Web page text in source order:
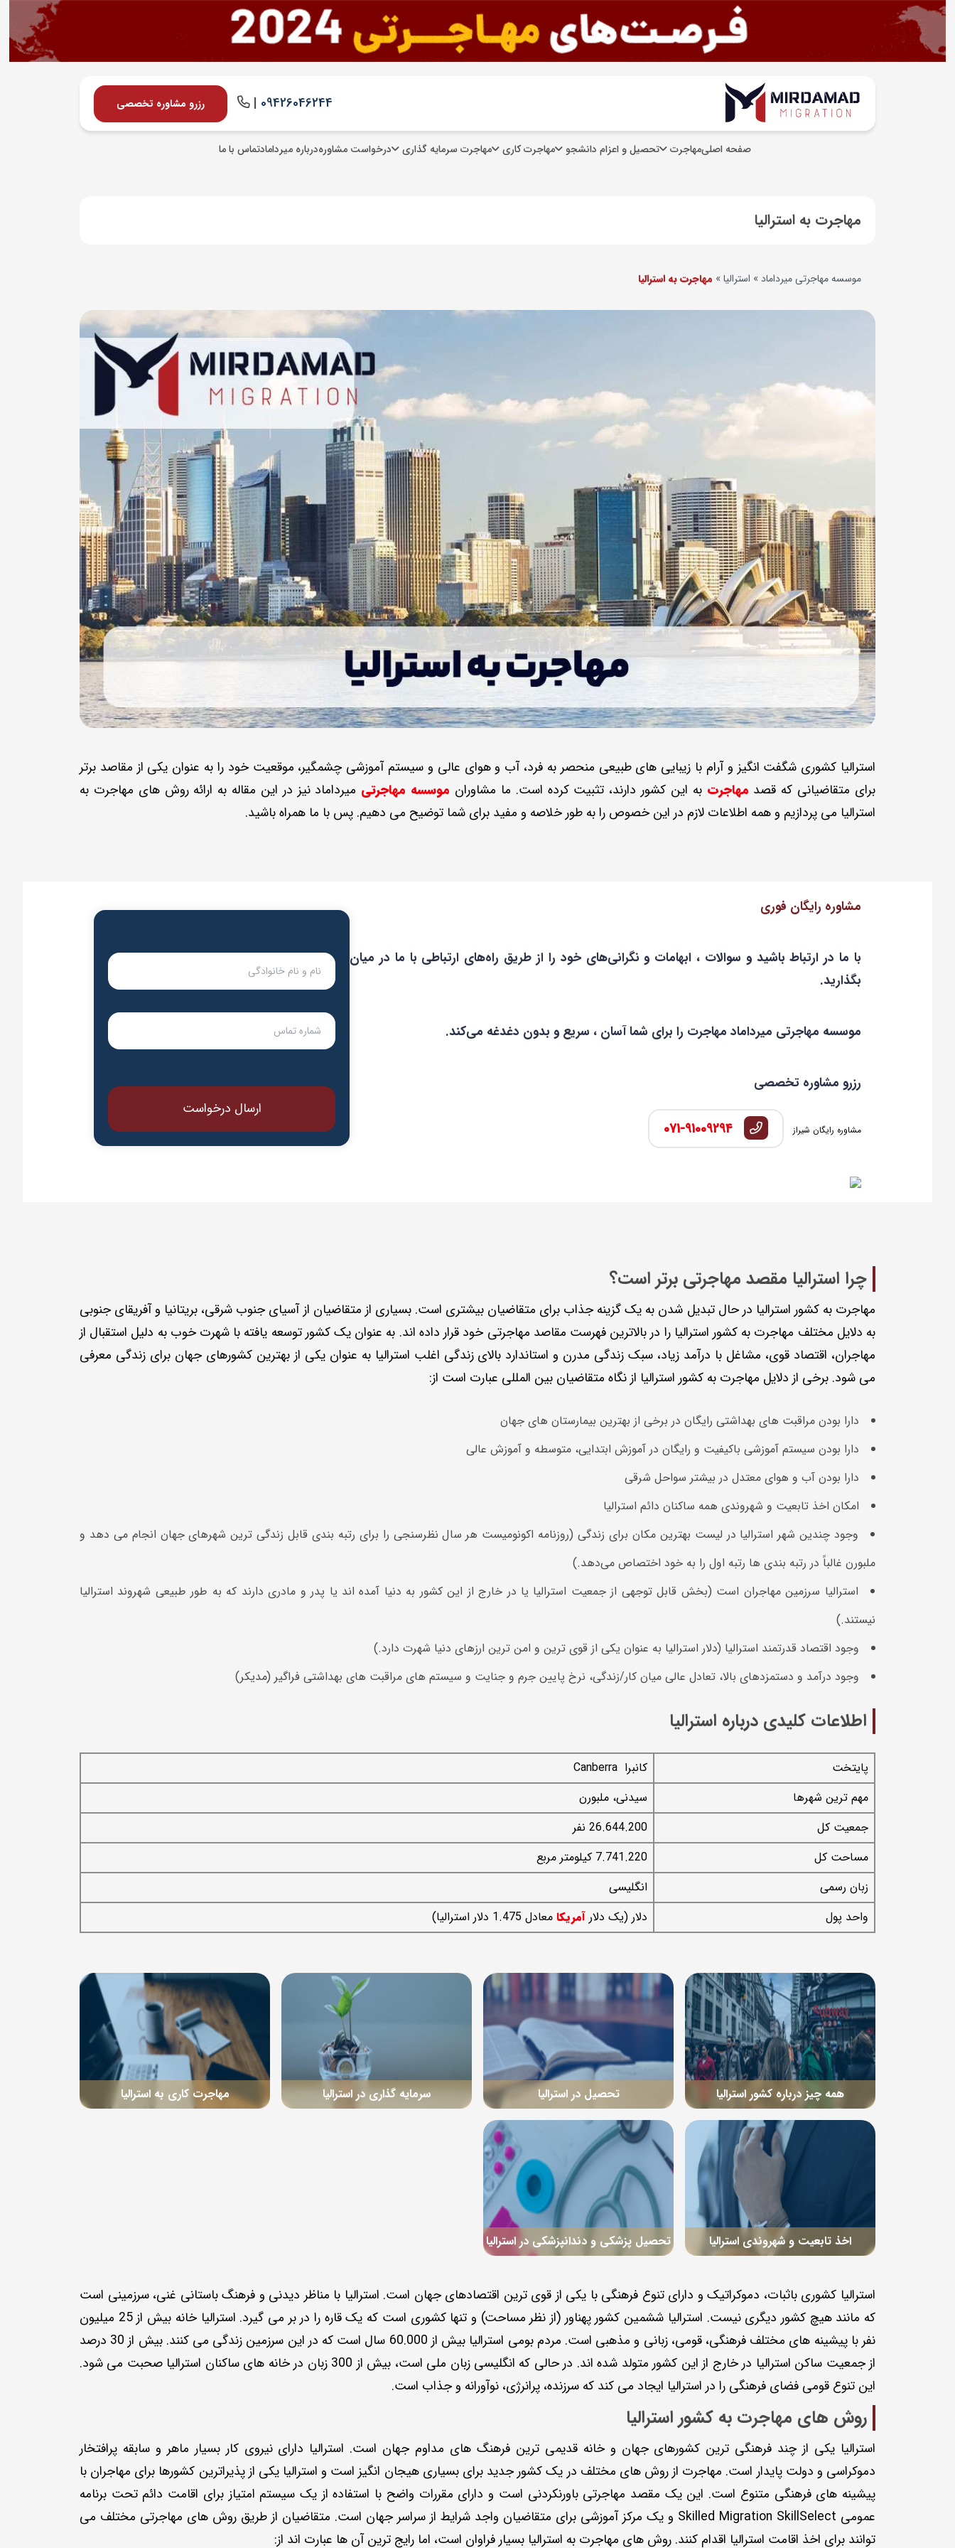
| 09426046244 رزرو مشاوره تخصصی
صفحه اصلیمهاجرت تحصیل و اعزام دانشجو مهاجرت کاری مهاجرت سرمایه گذاری درخواست مشاورهدرباره میردامادتماس با ما
مهاجرت به استرالیا
موسسه مهاجرتی میرداماد » استرالیا» مهاجرت به استرالیا
استرالیا کشوری شگفت انگیز و آرام با زیبایی های طبیعی منحصر به فرد، آب و هوای عالی و سیستم آموزشی چشمگیر، موقعیت خود را به عنوان یکی از مقاصد برتر
برای متقاضیانی که قصد مهاجرت به این کشور دارند، تثبیت کرده است. ما مشاوران موسسه مهاجرتی میرداماد نیز در این مقاله به ارائه روش های مهاجرت به
استرالیا می پردازیم و همه اطلاعات لازم در این خصوص را به طور خلاصه و مفید برای شما توضیح می دهیم. پس با ما همراه باشید.
مشاوره رایگان فوری
با ما در ارتباط باشید و سوالات ، ابهامات و نگرانی‌های خود را از طریق راه‌های ارتباطی با ما در میان
بگذارید.
موسسه مهاجرتی میرداماد مهاجرت را برای شما آسان ، سریع و بدون دغدغه می‌کند.
رزرو مشاوره تخصصی
مشاوره رایگان شیراز 071-91009294
چرا استرالیا مقصد مهاجرتی برتر است؟
مهاجرت به کشور استرالیا در حال تبدیل شدن به یک گزینه جذاب برای متقاضیان بیشتری است. بسیاری از متقاضیان از آسیای جنوب شرقی، بریتانیا و آفریقای جنوبی
به دلایل مختلف مهاجرت به کشور استرالیا را در بالاترین فهرست مقاصد مهاجرتی خود قرار داده اند. به عنوان یک کشور توسعه یافته با شهرت خوب به دلیل استقبال از
مهاجران، اقتصاد قوی، مشاغل با درآمد زیاد، سبک زندگی مدرن و استاندارد بالای زندگی اغلب استرالیا به عنوان یکی از بهترین کشورهای جهان برای زندگی معرفی
می شود. برخی از دلایل مهاجرت به کشور استرالیا از نگاه متقاضیان بین المللی عبارت است از:
دارا بودن مراقبت های بهداشتی رایگان در برخی از بهترین بیمارستان های جهان
دارا بودن سیستم آموزشی باکیفیت و رایگان در آموزش ابتدایی، متوسطه و آموزش عالی
دارا بودن آب و هوای معتدل در بیشتر سواحل شرقی
امکان اخذ تابعیت و شهروندی همه ساکنان دائم استرالیا
وجود چندین شهر استرالیا در لیست بهترین مکان برای زندگی (روزنامه اکونومیست هر سال نظرسنجی را برای رتبه بندی قابل زندگی ترین شهرهای جهان انجام می دهد و
ملبورن غالباً در رتبه ‌بندی ها رتبه اول را به خود اختصاص می‌دهد.)
استرالیا سرزمین مهاجران است (بخش قابل توجهی از جمعیت استرالیا یا در خارج از این کشور به دنیا آمده اند یا پدر و مادری دارند که به طور طبیعی شهروند استرالیا
نیستند.)
وجود اقتصاد قدرتمند استرالیا (دلار استرالیا به عنوان یکی از قوی ‌ترین و امن ‌ترین ارزهای دنیا شهرت دارد.)
وجود درآمد و دستمزدهای بالا، تعادل عالی میان کار/زندگی، نرخ پایین جرم و جنایت و سیستم های مراقبت های بهداشتی فراگیر (مدیکر)
اطلاعات کلیدی درباره استرالیا
پایتخت
کانبرا Canberra
مهم ترین شهرها
سیدنی، ملبورن
جمعیت کل
26.644.200 نفر
مساحت کل
7.741.220 کیلومتر مربع
زبان رسمی
انگلیسی
واحد پول
دلار (یک دلار آمریکا معادل 1.475 دلار استرالیا)
همه چیز درباره کشور استرالیا تحصیل در استرالیا سرمایه گذاری در استرالیا مهاجرت کاری به استرالیا
اخذ تابعیت و شهروندی استرالیا تحصیل پزشکی و دندانپزشکی در استرالیا
استرالیا کشوری باثبات، دموکراتیک و دارای تنوع فرهنگی با یکی از قوی ترین اقتصادهای جهان است. استرالیا با مناظر دیدنی و فرهنگ باستانی غنی، سرزمینی است
که مانند هیچ کشور دیگری نیست. استرالیا ششمین کشور پهناور (از نظر مساحت) و تنها کشوری است که یک قاره را در بر می گیرد. استرالیا خانه بیش از 25 میلیون
نفر با پیشینه های مختلف فرهنگی، قومی، زبانی و مذهبی است. مردم بومی استرالیا بیش از 60.000 سال است که در این سرزمین زندگی می کنند. بیش از 30 درصد
از جمعیت ساکن استرالیا در خارج از این کشور متولد شده اند. در حالی که انگلیسی زبان ملی است، بیش از 300 زبان در خانه های ساکنان استرالیا صحبت می شود.
این تنوع قومی فضای فرهنگی را در استرالیا ایجاد می ‌کند که سرزنده، پرانرژی، نوآورانه و جذاب است.
روش های مهاجرت به کشور استرالیا
استرالیا یکی از چند فرهنگی ترین کشورهای جهان و خانه قدیمی ترین فرهنگ های مداوم جهان است. استرالیا دارای نیروی کار بسیار ماهر و سابقه پرافتخار
دموکراسی و دولت پایدار است. مهاجرت از روش های مختلف در یک کشور جدید برای بسیاری هیجان انگیز است و استرالیا یکی از پذیراترین کشورها برای مهاجران با
پیشینه های فرهنگی متنوع است. این یک مقصد مهاجرتی باورنکردنی است و دارای مقررات واضح با استفاده از یک سیستم امتیاز برای اقامت دائم تحت برنامه
عمومی Skilled Migration SkillSelect و یک مرکز آموزشی برای متقاضیان واجد شرایط از سراسر جهان است. متقاضیان از طریق روش های مهاجرتی مختلف می
توانند برای اخذ اقامت استرالیا اقدام کنند. روش های مهاجرت به استرالیا بسیار فراوان است، اما رایج ترین آن ها عبارت اند از: